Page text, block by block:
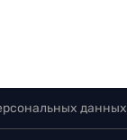
данных